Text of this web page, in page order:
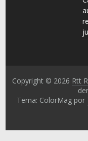
Copyright © 2026 Rtt
Tema: ColorMag por